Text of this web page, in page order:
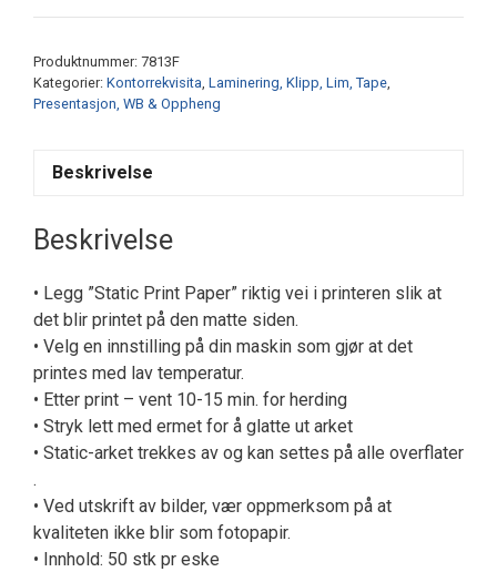
paper
Produktnummer: 7813F
Kategorier: Kontorrekvisita, Laminering, Klipp, Lim, Tape,
Presentasjon, WB & Oppheng
Beskrivelse
Beskrivelse
• Legg ”Static Print Paper” riktig vei i printeren slik at
det blir printet på den matte siden.
• Velg en innstilling på din maskin som gjør at det
printes med lav temperatur.
• Etter print – vent 10-15 min. for herding
• Stryk lett med ermet for å glatte ut arket
• Static-arket trekkes av og kan settes på alle overflater
.
• Ved utskrift av bilder, vær oppmerksom på at
kvaliteten ikke blir som fotopapir.
• Innhold: 50 stk pr eske